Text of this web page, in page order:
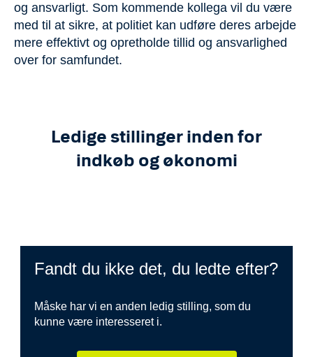
og ansvarligt. Som kommende kollega vil du være
med til at sikre, at politiet kan udføre deres arbejde
mere effektivt og opretholde tillid og ansvarlighed
over for samfundet.
Ledige stillinger inden for
indkøb og økonomi
Fandt du ikke det, du ledte efter?
Måske har vi en anden ledig stilling, som du
kunne være interesseret i.